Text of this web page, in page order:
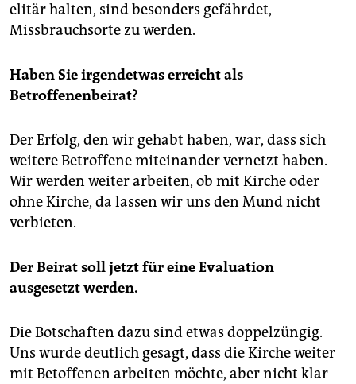
elitär halten, sind besonders gefährdet,
Missbrauchsorte zu werden.
Haben Sie irgendetwas erreicht als
Betroffenenbeirat?
Der Erfolg, den wir gehabt haben, war, dass sich
weitere Betroffene miteinander vernetzt haben.
Wir werden weiter arbeiten, ob mit Kirche oder
ohne Kirche, da lassen wir uns den Mund nicht
verbieten.
Der Beirat soll jetzt für eine Evaluation
ausgesetzt werden.
Die Botschaften dazu sind etwas doppelzüngig.
Uns wurde deutlich gesagt, dass die Kirche weiter
mit Betoffenen arbeiten möchte, aber nicht klar